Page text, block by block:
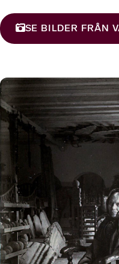
SE BILDER FRÅN